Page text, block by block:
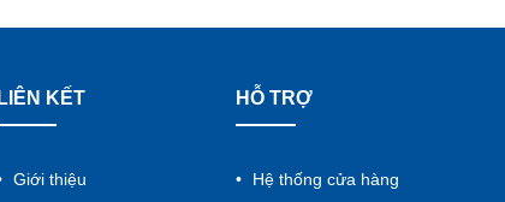
LIÊN KẾT
Giới thiệu
HỖ TRỢ
Hệ thống cửa hàng